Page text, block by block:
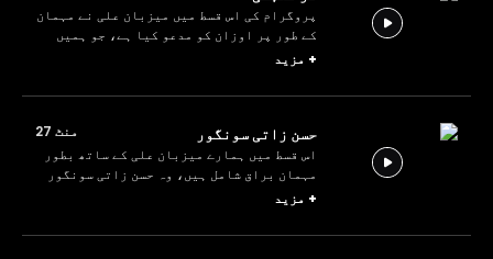
پروگرام کی اس قسط میں میزبان علی نے مہمان
کے طور پر اوزان کو مدعو کیا ہے، جو ہمیں
مینارِ باکرہ (مائیڈن ٹاور) اور اس کی
کرتے ہیں۔ اور ہم مزاحیہ انداز میں تاریخ
+ مزید
حسن زاتی سونگور
منٹ 27
اس قسط میں ہمارے میزبان علی کے ساتھ بطور
مہمان براق شامل ہیں، وہ حسن زاتی سونگور
اور ترکیہ کی تاریخی میراث میں جادو کے
میں ہم مزاح اور کامیڈی سے بھرپور تاریخ کا
+ مزید